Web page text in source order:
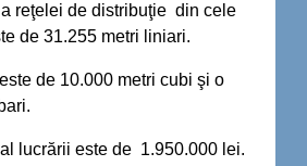
reţelei de distribuţie din cele
de 31.255 metri liniari.
de 10.000 metri cubi şi o
lucrării este de 1.950.000 lei.